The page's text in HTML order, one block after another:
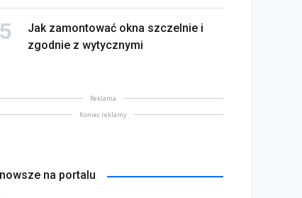
Jak zamontować okna szczelnie i
zgodnie z wytycznymi
Reklama
Koniec reklamy
na portalu